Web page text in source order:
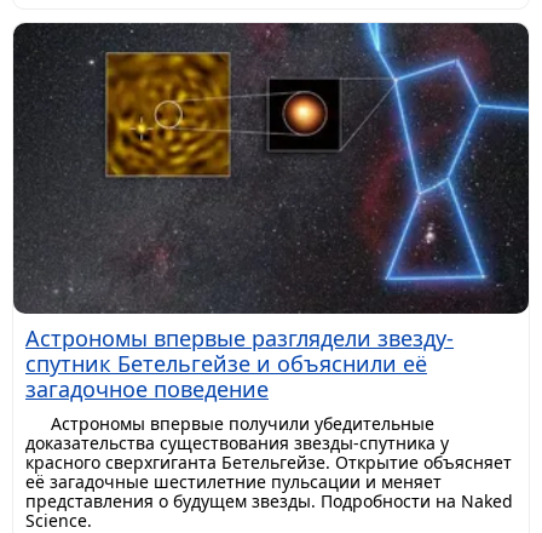
Астрономы впервые разглядели звезду-
спутник Бетельгейзе и объяснили её
загадочное поведение
Астрономы впервые получили убедительные
доказательства существования звезды-спутника у
красного сверхгиганта Бетельгейзе. Открытие объясняет
её загадочные шестилетние пульсации и меняет
представления о будущем звезды. Подробности на Naked
Science.